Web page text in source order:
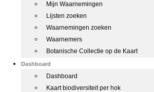
Mijn Waarnemingen
Lijsten zoeken
Waarnemingen zoeken
Waarnemers
Botanische Collectie op de Kaart
Dashboard
Dashboard
Kaart biodiversiteit per hok